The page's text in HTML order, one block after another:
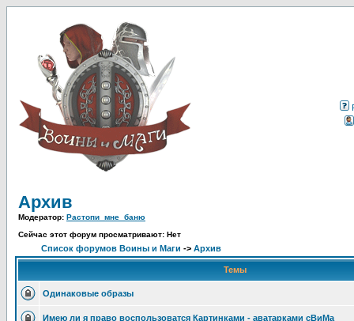
Архив
Модератор: Растопи_мне_баню
Сейчас этот форум просматривают: Нет
Список форумов Воины и Маги -> Архив
Темы
Одинаковые образы
Имею ли я право воспользоватся Картинками - аватарками сВиМа